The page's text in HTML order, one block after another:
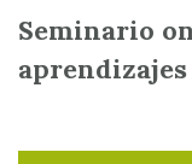
Seminario